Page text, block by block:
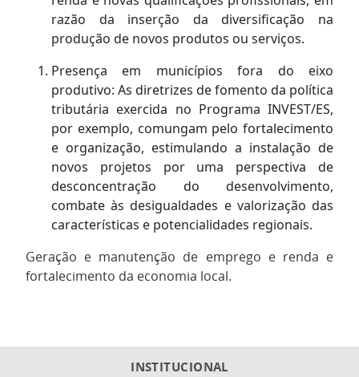
razão da inserção da diversificação na
produção de novos produtos ou serviços.
Presença em municípios fora do eixo
produtivo: As diretrizes de fomento da política
tributária exercida no Programa INVEST/ES,
por exemplo, comungam pelo fortalecimento
e organização, estimulando a instalação de
novos projetos por uma perspectiva de
desconcentração do desenvolvimento,
combate às desigualdades e valorização das
características e potencialidades regionais.
Geração e manutenção de emprego e renda e
fortalecimento da economia local.
INSTITUCIONAL